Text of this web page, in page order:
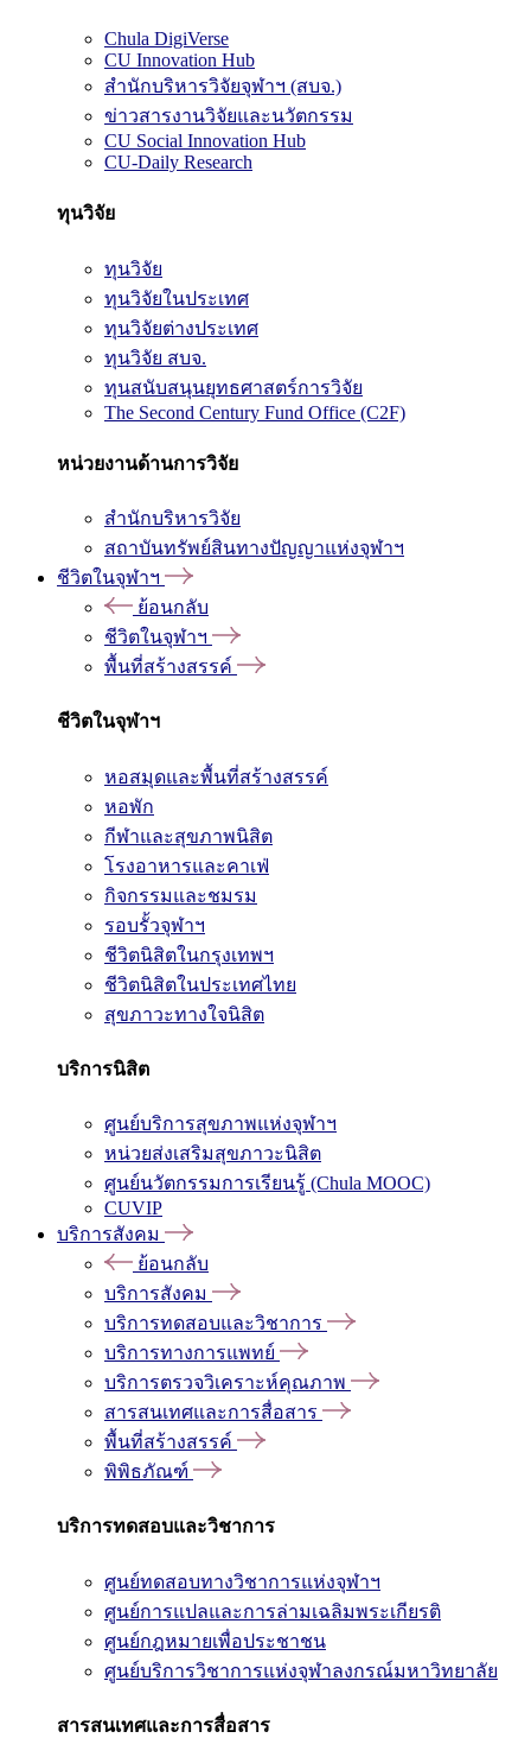
Chula DigiVerse
CU Innovation Hub
สำนักบริหารวิจัยจุฬาฯ (สบจ.)
ข่าวสารงานวิจัยและนวัตกรรม
CU Social Innovation Hub
CU-Daily Research
ทุนวิจัย
ทุนวิจัย
ทุนวิจัยในประเทศ
ทุนวิจัยต่างประเทศ
ทุนวิจัย สบจ.
ทุนสนับสนุนยุทธศาสตร์การวิจัย
The Second Century Fund Office (C2F)
หน่วยงานด้านการวิจัย
สำนักบริหารวิจัย
สถาบันทรัพย์สินทางปัญญาแห่งจุฬาฯ
ชีวิตในจุฬาฯ
ย้อนกลับ
ชีวิตในจุฬาฯ
พื้นที่สร้างสรรค์
ชีวิตในจุฬาฯ
หอสมุดและพื้นที่สร้างสรรค์
หอพัก
กีฬาและสุขภาพนิสิต
โรงอาหารและคาเฟ่
กิจกรรมและชมรม
รอบรั้วจุฬาฯ
ชีวิตนิสิตในกรุงเทพฯ
ชีวิตนิสิตในประเทศไทย
สุขภาวะทางใจนิสิต
บริการนิสิต
ศูนย์บริการสุขภาพแห่งจุฬาฯ
หน่วยส่งเสริมสุขภาวะนิสิต
ศูนย์นวัตกรรมการเรียนรู้ (Chula MOOC)
CUVIP
บริการสังคม
ย้อนกลับ
บริการสังคม
บริการทดสอบและวิชาการ
บริการทางการแพทย์
บริการตรวจวิเคราะห์คุณภาพ
สารสนเทศและการสื่อสาร
พื้นที่สร้างสรรค์
พิพิธภัณฑ์
บริการทดสอบและวิชาการ
ศูนย์ทดสอบทางวิชาการแห่งจุฬาฯ
ศูนย์การแปลและการล่ามเฉลิมพระเกียรติ
ศูนย์กฎหมายเพื่อประชาชน
ศูนย์บริการวิชาการแห่งจุฬาลงกรณ์มหาวิทยาลัย
สารสนเทศและการสื่อสาร